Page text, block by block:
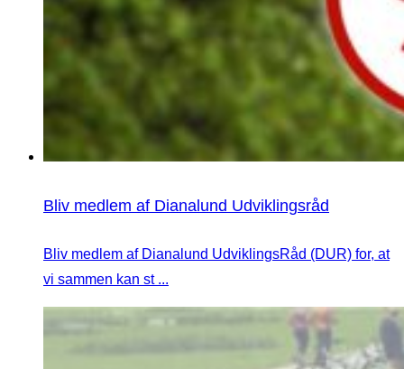
Bliv medlem af Dianalund Udviklingsråd
Bliv medlem af Dianalund UdviklingsRåd (DUR) for, at
vi sammen kan st ...